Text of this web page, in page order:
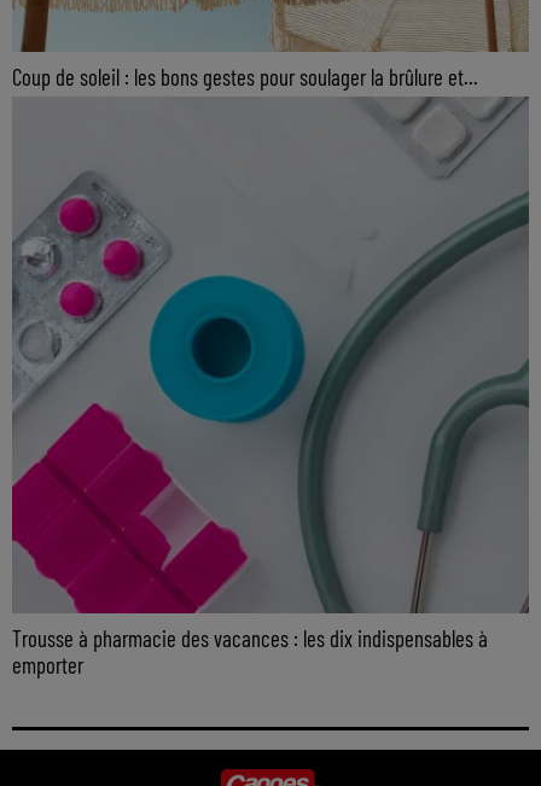
Coup de soleil : les bons gestes pour soulager la brûlure et...
Trousse à pharmacie des vacances : les dix indispensables à
emporter